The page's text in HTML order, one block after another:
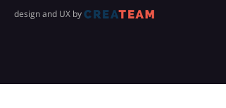
design and UX by